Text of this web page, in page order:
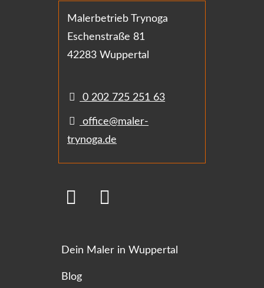
Malerbetrieb Trynoga
Eschenstraße 81
42283 Wuppertal
0 202 725 251 63
office@maler-
trynoga.de
Dein Maler in Wuppertal
Blog